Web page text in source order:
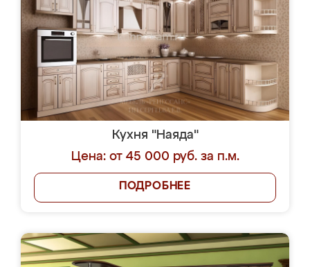
Кухня "Наяда"
Цена: от 45 000 руб. за п.м.
ПОДРОБНЕЕ